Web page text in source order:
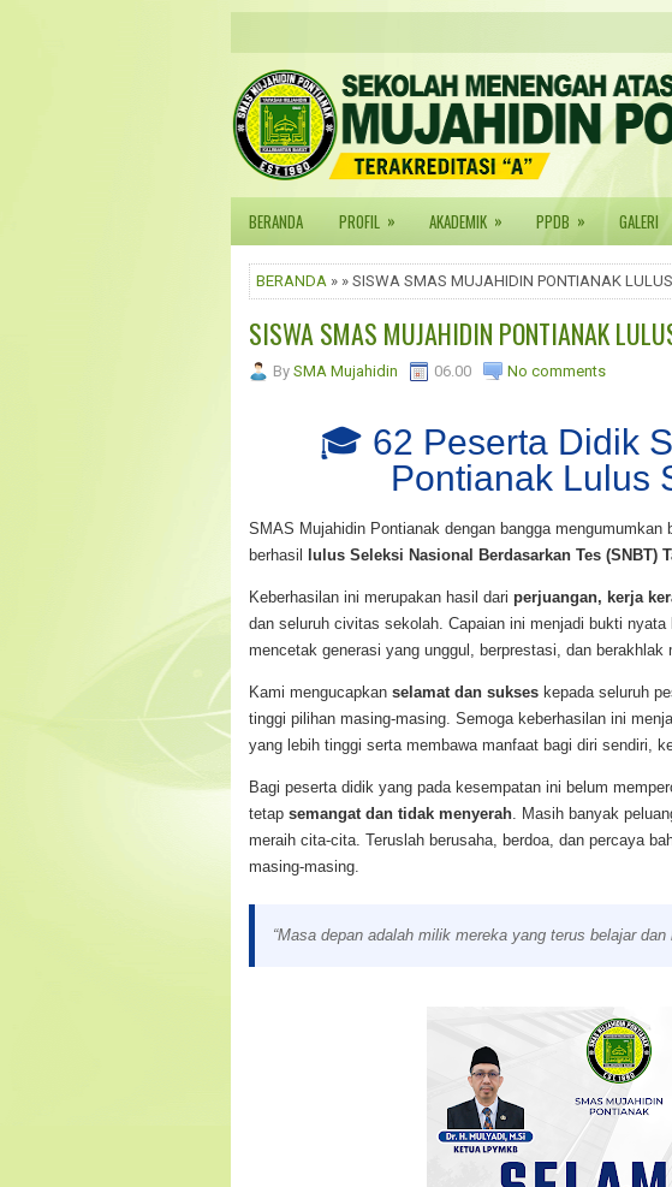
BERANDA PROFIL » AKADEMIK » PPDB » GALERI
BERANDA » » SISWA SMAS MUJAHIDIN PONTIANAK
SISWA SMAS MUJAHIDIN PONTIANAK
By SMA Mujahidin 06.00 No comments
🎓 62 Peserta Didik
Pontianak Lulus
SMAS Mujahidin Pontianak dengan bangga mengumumkan
berhasil
lulus Seleksi Nasional Berdasarkan Tes (SNBT)
Keberhasilan ini merupakan hasil dari perjuangan, kerja
dan seluruh civitas sekolah. Capaian ini menjadi bukti
mencetak generasi yang unggul, berprestasi, dan berakhlak
Kami mengucapkan selamat dan sukses kepada seluruh
tinggi pilihan masing-masing. Semoga keberhasilan ini
yang lebih tinggi serta membawa manfaat bagi diri sendiri,
Bagi peserta didik yang pada kesempatan ini belum
tetap semangat dan tidak menyerah . Masih banyak
meraih cita-cita. Teruslah berusaha, berdoa, dan percaya
masing-masing.
“Masa depan adalah milik mereka yang terus belajar dan